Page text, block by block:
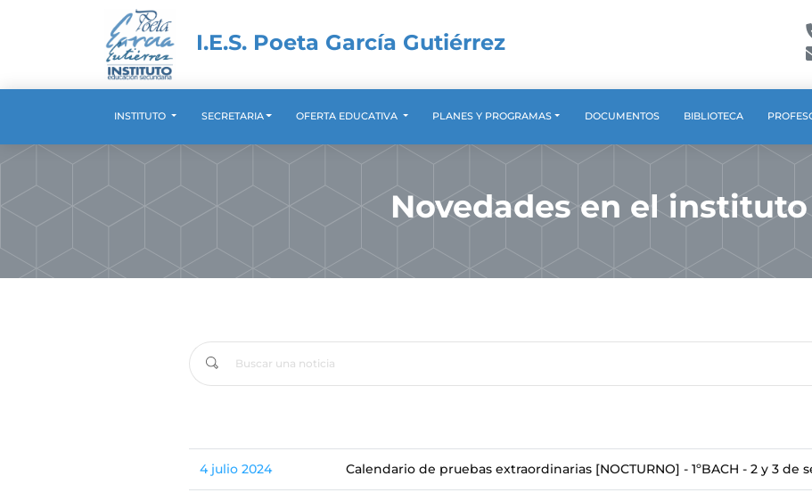
I.E.S. Poeta García Gutiérrez
INSTITUTO SECRETARIA OFERTA EDUCATIVA PLANES Y PROGRAMAS DOCUMENTOS BIBLIOTECA
Novedades en el instituto
4 julio 2024 Calendario de pruebas extraordinarias [NOCTURNO] - 1ºBACH - 2 y 3 de